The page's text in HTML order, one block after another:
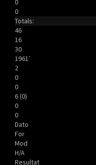
0
Totals:
46
16
30
1961′
2
0
0
6 (0)
0
0
Dato
For
Mod
H/A
Resultat